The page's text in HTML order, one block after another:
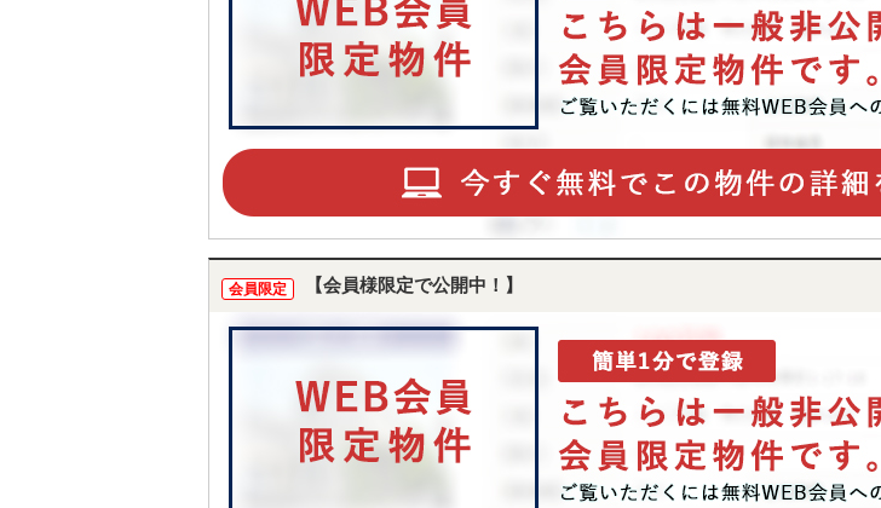
会員限定 【会員様限定で公開中！】